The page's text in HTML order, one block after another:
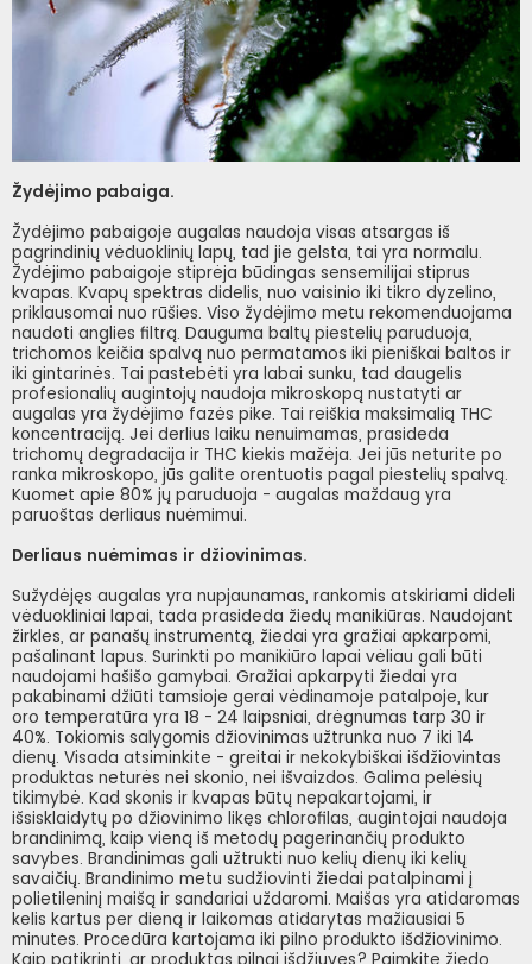
Žydėjimo pabaiga.
Žydėjimo pabaigoje augalas naudoja visas atsargas iš
pagrindinių vėduoklinių lapų, tad jie gelsta, tai yra normalu.
Žydėjimo pabaigoje stiprėja būdingas sensemilijai stiprus
kvapas. Kvapų spektras didelis, nuo vaisinio iki tikro dyzelino,
priklausomai nuo rūšies. Viso žydėjimo metu rekomenduojama
naudoti anglies filtrą. Dauguma baltų piestelių paruduoja,
trichomos keičia spalvą nuo permatamos iki pieniškai baltos ir
iki gintarinės. Tai pastebėti yra labai sunku, tad daugelis
profesionalių augintojų naudoja mikroskopą nustatyti ar
augalas yra žydėjimo fazės pike. Tai reiškia maksimalią THC
koncentraciją. Jei derlius laiku nenuimamas, prasideda
trichomų degradacija ir THC kiekis mažėja. Jei jūs neturite po
ranka mikroskopo, jūs galite orentuotis pagal piestelių spalvą.
Kuomet apie 80% jų paruduoja - augalas maždaug yra
paruoštas derliaus nuėmimui.
Derliaus nuėmimas ir džiovinimas.
Sužydėjęs augalas yra nupjaunamas, rankomis atskiriami dideli
vėduokliniai lapai, tada prasideda žiedų manikiūras. Naudojant
žirkles, ar panašų instrumentą, žiedai yra gražiai apkarpomi,
pašalinant lapus. Surinkti po manikiūro lapai vėliau gali būti
naudojami hašišo gamybai. Gražiai apkarpyti žiedai yra
pakabinami džiūti tamsioje gerai vėdinamoje patalpoje, kur
oro temperatūra yra 18 - 24 laipsniai, drėgnumas tarp 30 ir
40%. Tokiomis salygomis džiovinimas užtrunka nuo 7 iki 14
dienų. Visada atsiminkite - greitai ir nekokybiškai išdžiovintas
produktas neturės nei skonio, nei išvaizdos. Galima pelėsių
tikimybė. Kad skonis ir kvapas būtų nepakartojami, ir
išsisklaidytų po džiovinimo likęs chlorofilas, augintojai naudoja
brandinimą, kaip vieną iš metodų pagerinančių produkto
savybes. Brandinimas gali užtrukti nuo kelių dienų iki kelių
savaičių. Brandinimo metu sudžiovinti žiedai patalpinami į
polietileninį maišą ir sandariai uždaromi. Maišas yra atidaromas
kelis kartus per dieną ir laikomas atidarytas mažiausiai 5
minutes. Procedūra kartojama iki pilno produkto išdžiovinimo.